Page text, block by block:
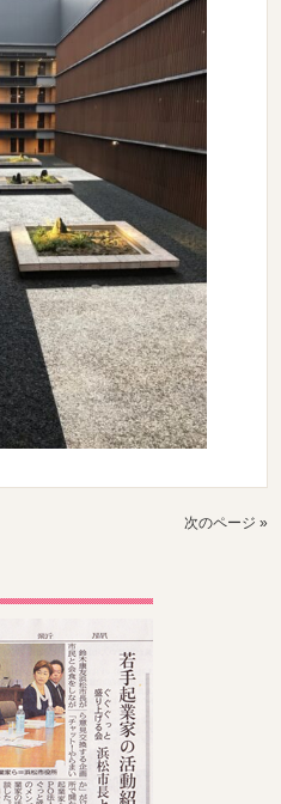
次のページ »